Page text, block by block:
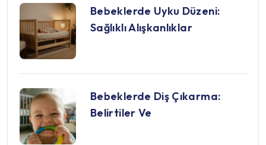
Bebeklerde Uyku Düzeni:
Sağlıklı Alışkanlıklar
Bebeklerde Diş Çıkarma:
Belirtiler Ve